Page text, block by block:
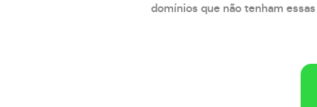
domínios que não tenham